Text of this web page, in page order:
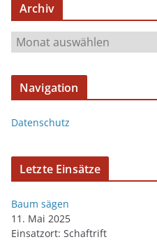
Archiv
Navigation
Datenschutz
Letzte Einsätze
Baum sägen
11. Mai 2025
Einsatzort: Schaftrift